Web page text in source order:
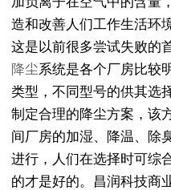
造和改善人们工作生活环境
这是以前很多尝试失败的
降尘系统是各个厂房比较
类型，不同型号的供其选
制定合理的降尘方案，该
间厂房的加湿、降温、除
进行，人们在选择时可综
的才是好的。昌润科技商